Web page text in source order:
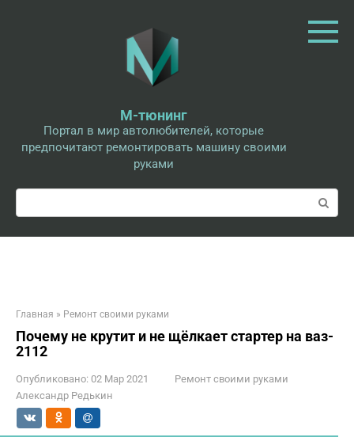
М-тюнинг
Портал в мир автолюбителей, которые
предпочитают ремонтировать машину своими
руками
Поиск:
Главная » Ремонт своими руками
Почему не крутит и не щёлкает стартер на ваз-
2112
Опубликовано: 02 Мар 2021
Ремонт своими руками
Александр Редькин